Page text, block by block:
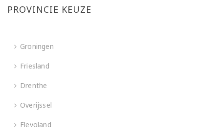
PROVINCIE KEUZE
Groningen
Friesland
Drenthe
Overijssel
Flevoland